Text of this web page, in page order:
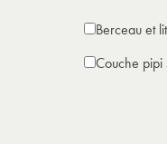
Berceau et
Couche pipi